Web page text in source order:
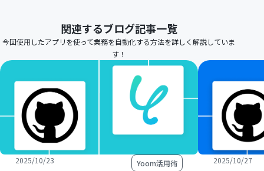
関連するブログ記事一覧
今回使用したアプリを使って業務を自動化する方法を詳しく解説していま
す！
2025/10/23 Yoom活用術 2025/10/27